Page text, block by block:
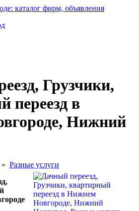
каталог фирм, объявления
Грузчики,
переезд в
Нижний
» Разные услуги